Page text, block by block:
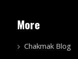
More
Chakmak Blog